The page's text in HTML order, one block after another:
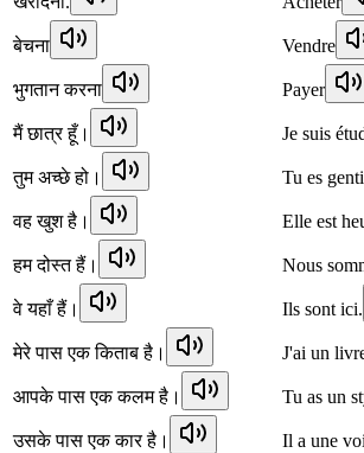
बेचना Vendre
भुगतान करना Payer
मैं छात्र हूँ। Je suis
तुम अच्छे हो। Tu es
वह खुश है। Elle est
हम दोस्त हैं। Nous
वे यहाँ हैं। Ils sont ici.
मेरे पास एक किताब है। J'ai un
आपके पास एक कलम है। Tu as un
उसके पास एक कार है। Il a une